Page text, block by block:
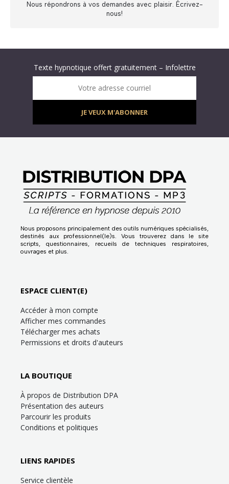
Nous répondrons à vos demandes avec plaisir. Écrivez-
nous!
Texte hypnotique offert gratuitement – Infolettre
Infolettre : obtenez un MP3 d’hypnose gratuit !
Votre adresse courriel
JE VEUX M'ABONNER
Nous proposons principalement des outils numériques spécialisés,
destinés aux professionnel(le)s. Vous trouverez dans le site
scripts, questionnaires, recueils de techniques respiratoires,
ouvrages et plus.
ESPACE CLIENT(E)
Accéder à mon compte
Afficher mes commandes
Télécharger mes achats
Permissions et droits d'auteurs
LA BOUTIQUE
À propos de Distribution DPA
Présentation des auteurs
Parcourir les produits
Conditions et politiques
LIENS RAPIDES
Service clientèle